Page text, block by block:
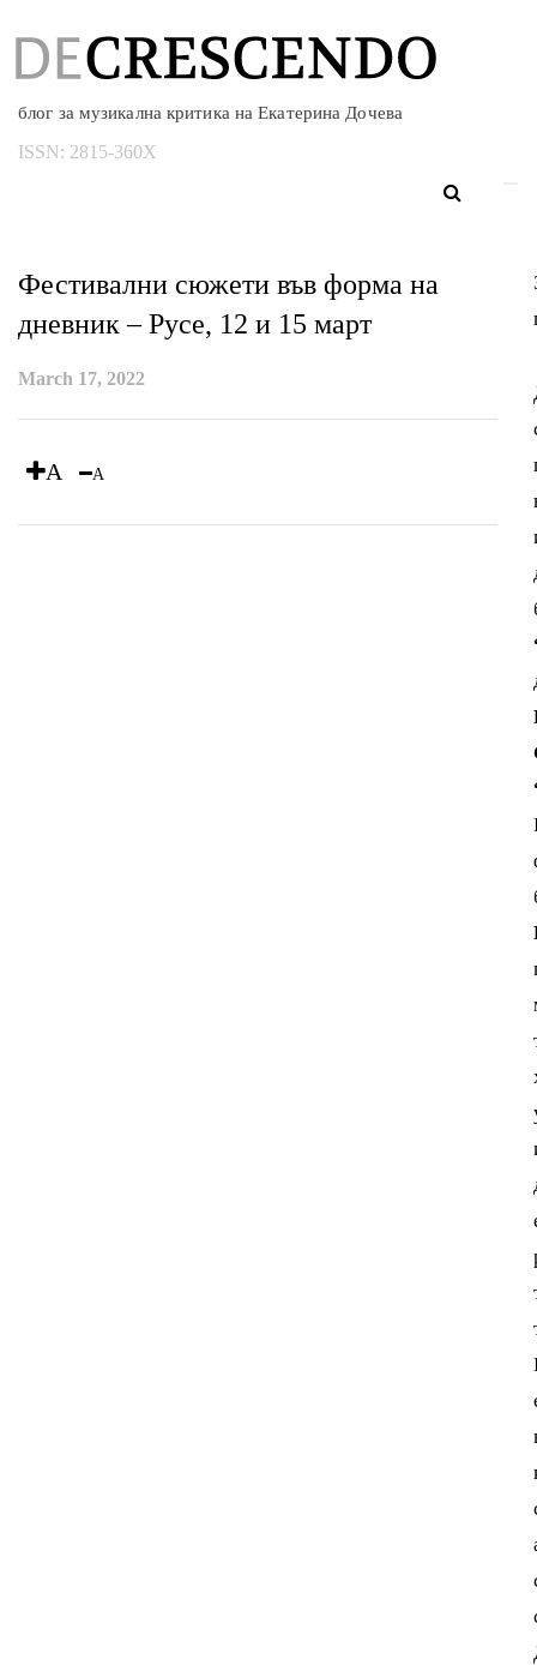
блог за музикална критика на Екатерина Дочева
ISSN: 2815-360X
Фестивални сюжети във форма на
дневник – Русе, 12 и 15 март
March 17, 2022
A A